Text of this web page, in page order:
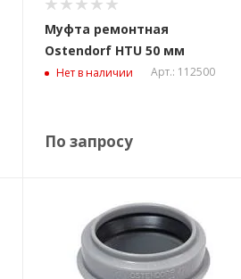
Муфта ремонтная
Ostendorf HTU 50 мм
Нет в наличии Арт.: 112500
По запросу